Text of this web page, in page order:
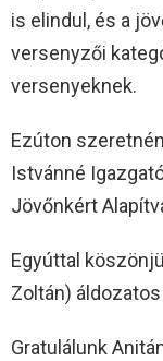
is elindul, és a
versenyzői
versenyeknek.
Ezúton
Istvánné
Jövőnkért
Egyúttal
Zoltán)
Gratulálunk